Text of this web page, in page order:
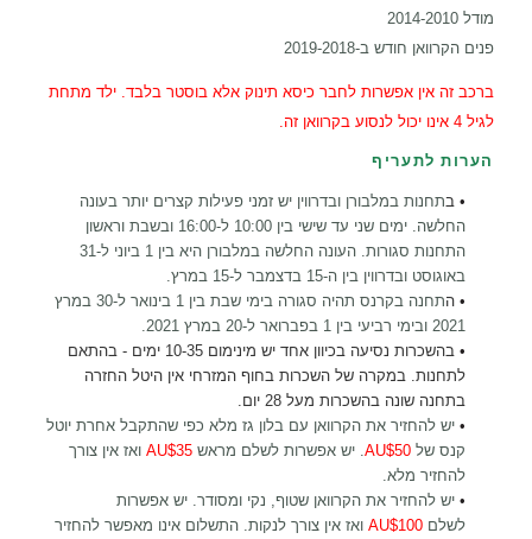
מודל 2014-2010
פנים הקרוואן חודש ב-2019-2018
ברכב זה אין אפשרות לחבר כיסא תינוק אלא בוסטר בלבד. ילד מתחת
לגיל 4 אינו יכול לנסוע בקרוואן זה.
הערות לתעריף
• בתחנות במלבורן ובדרווין יש זמני פעילות קצרים יותר בעונה
החלשה. ימים שני עד שישי בין 10:00 ל-16:00 ובשבת וראשון
התחנות סגורות. העונה החלשה במלבורן היא בין 1 ביוני ל-31
באוגוסט ובדרווין בין ה-15 בדצמבר ל-15 במרץ.
• ה
תחנה בקרנס תהיה סגורה בימי שבת בין 1 בינואר ל-30 במרץ
2021 ובימי רביעי בין 1 בפברואר ל-20 במרץ 2021.
•
בהשכרות נסיעה בכיוון אחד יש מינימום 10-35 ימים - בהתאם
לתחנות. במקרה של השכרות בחוף המזרחי אין היטל החזרה
בתחנה שונה בהשכרות מעל 28 יום.
• יש להחזיר את הקרוואן עם בלון גז מלא כפי שהתקבל אחרת יוטל
קנס של AU$50 . יש אפשרות לשלם מראש AU$35 ואז אין צורך
להחזיר מלא
• יש להחזיר את הקרוואן שטוף, נקי ומסודר. יש אפשרות
לשלם AU$100 ואז אין צורך לנקות. התשלום אינו מאפשר להחזיר